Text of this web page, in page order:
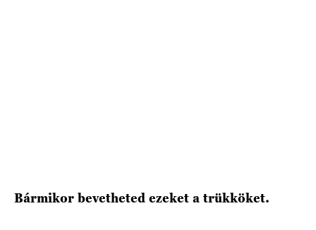
Bármikor bevetheted ezeket a trükköket.